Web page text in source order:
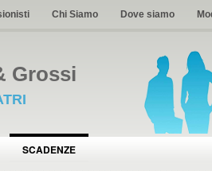
Chi Siamo Dove siamo
Grossi
SCADENZE